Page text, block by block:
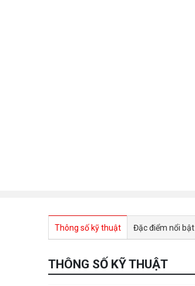
Thông số kỹ thuật Đặc điểm nổi bật
THÔNG SỐ KỸ THUẬT